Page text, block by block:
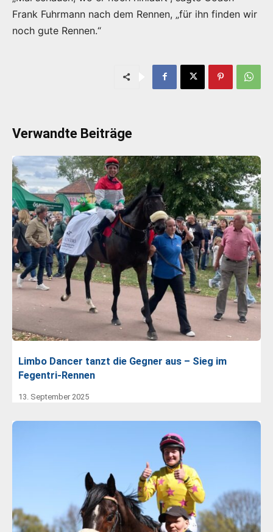
Frank Fuhrmann nach dem Rennen, „für ihn finden wir
noch gute Rennen.“
Verwandte Beiträge
Limbo Dancer tanzt die Gegner aus – Sieg im
Fegentri-Rennen
13. September 2025